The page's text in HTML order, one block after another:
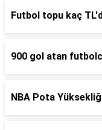
Futbol topu kaç
900 gol atan
NBA Pota